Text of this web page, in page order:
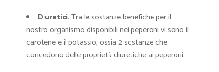
Diuretici. Tra le sostanze benefiche per il
nostro organismo disponibili nei peperoni vi sono il
carotene e il potassio, ossia 2 sostanze che
concedono delle proprietà diuretiche ai peperoni.